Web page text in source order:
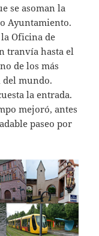
se asoman la
Ayuntamiento.
Oficina de
tranvía hasta el
de los más
mundo.
la entrada.
mejoró, antes
paseo por